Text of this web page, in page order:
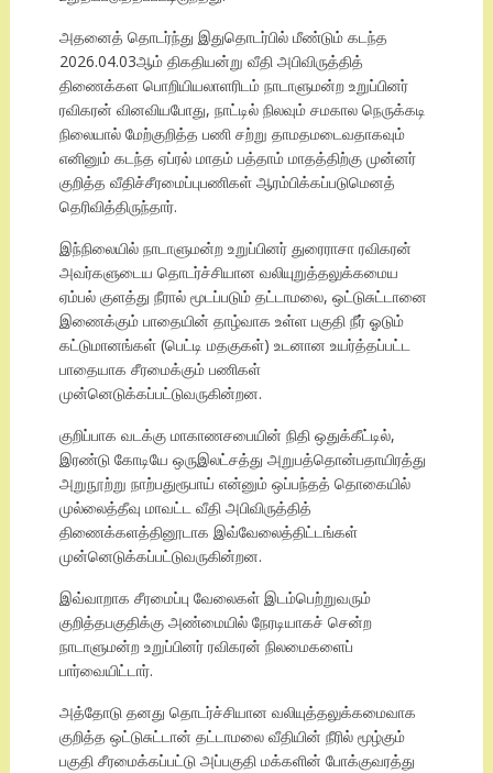
அதனைத் தொடர்ந்து இதுதொடர்பில் மீண்டும் கடந்த
2026.04.03ஆம் திகதியன்று வீதி அபிவிருத்தித்
திணைக்கள பொறியியலாளரிடம் நாடாளுமன்ற உறுப்பினர்
ரவிகரன் வினவியபோது, நாட்டில் நிலவும் சமகால நெருக்கடி
நிலையால் மேற்குறித்த பணி சற்று தாமதமடைவதாகவும்
எனினும் கடந்த ஏப்ரல் மாதம் பத்தாம் மாதத்திற்கு முன்னர்
குறித்த வீதிச்சீரமைப்புபணிகள் ஆரம்பிக்கப்படுமெனத்
தெரிவித்திருந்தார்.
இந்நிலையில் நாடாளுமன்ற உறுப்பினர் துரைராசா ரவிகரன்
அவர்களுடைய தொடர்ச்சியான வலியுறுத்தலுக்கமைய
ஏம்பல் குளத்து நீரால் மூடப்படும் தட்டாமலை, ஒட்டுசுட்டானை
இணைக்கும் பாதையின் தாழ்வாக உள்ள பகுதி நீர் ஓடும்
கட்டுமானங்கள் (பெட்டி மதகுகள்) உடனான உயர்த்தப்பட்ட
பாதையாக சீரமைக்கும் பணிகள்
முன்னெடுக்கப்பட்டுவருகின்றன.
குறிப்பாக வடக்கு மாகாணசபையின் நிதி ஒதுக்கீட்டில்,
இரண்டு கோடியே ஒருஇலட்சத்து அறுபத்தொன்பதாயிரத்து
அறுநூற்று நாற்பதுரூபாய் என்னும் ஒப்பந்தத் தொகையில்
முல்லைத்தீவு மாவட்ட வீதி அபிவிருத்தித்
திணைக்களத்தினூடாக இவ்வேலைத்திட்டங்கள்
முன்னெடுக்கப்பட்டுவருகின்றன.
இவ்வாறாக சீரமைப்பு வேலைகள் இடம்பெற்றுவரும்
குறித்தபகுதிக்கு அண்மையில் நேரடியாகச் சென்ற
நாடாளுமன்ற உறுப்பினர் ரவிகரன் நிலமைகளைப்
பார்வையிட்டார்.
அத்தோடு தனது தொடர்ச்சியான வலியுத்தலுக்கமைவாக
குறித்த ஒட்டுசுட்டான் தட்டாமலை வீதியின் நீரில் மூழ்கும்
பகுதி சீரமைக்கப்பட்டு அப்பகுதி மக்களின் போக்குவரத்து